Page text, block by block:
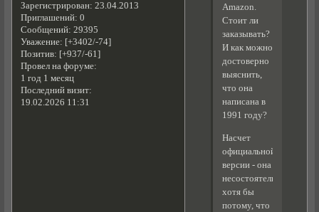
Зарегистрирован: 23.04.2013
Приглашений: 0
Сообщений: 29395
Уважение: [+3402/-74]
Позитив: [+937/-61]
Провел на форуме:
1 год 1 месяц
Последний визит:
19.02.2026 11:31
Amazon.
Стоит ли
заказывать?
И как можно
достоверно
выяснить,
что она
написана в
1991 году?
Насчет
официальной
версии - она
несостоятельна
хотя бы
потому, что